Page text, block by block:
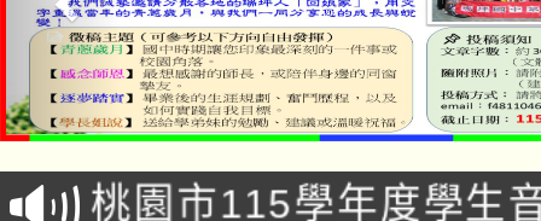
公告本校115學年度第
代理(課)教師甄選結果(
「2026金融保險知識
車」活動
桃園市115學年度學生